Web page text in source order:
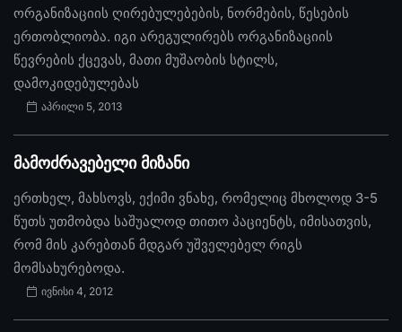
ორგანიზაციის ღირებულებების, ნორმების, წესების
ერთობლიობა. იგი არეგულირებს ორგანიზაციის
წევრების ქცევას, მათი მუშაობის სტილს,
დამოკიდებულებას
აპრილი 5, 2013
მამოძრავებელი მიზანი
ერთხელ, მახსოვს, ექიმი ვნახე, რომელიც მხოლოდ 3-5
წუთს უთმობდა საშუალოდ თითო პაციენტს, იმისათვის,
რომ მის კარებთან მდგარ უშველებელ რიგს
მომსახურებოდა.
ივნისი 4, 2012